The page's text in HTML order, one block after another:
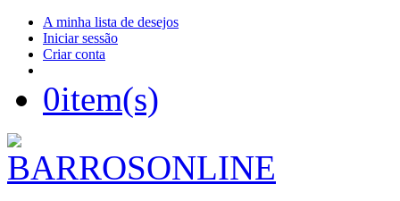
A minha lista de desejos
Iniciar sessão
Criar conta
0item(s)